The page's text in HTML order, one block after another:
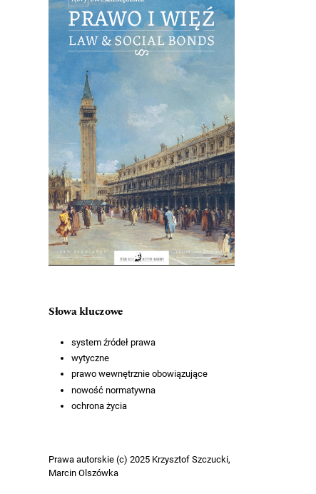
Słowa kluczowe
system źródeł prawa
wytyczne
prawo wewnętrznie obowiązujące
nowość normatywna
ochrona życia
Prawa autorskie (c) 2025 Krzysztof Szczucki,
Marcin Olszówka